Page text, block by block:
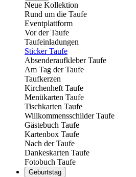
Neue Kollektion
Rund um die Taufe
Eventplattform
Vor der Taufe
Taufeinladungen
Sticker Taufe
Absenderaufkleber Taufe
Am Tag der Taufe
Taufkerzen
Kirchenheft Taufe
Menükarten Taufe
Tischkarten Taufe
Willkommensschilder Taufe
Gästebuch Taufe
Kartenbox Taufe
Nach der Taufe
Dankeskarten Taufe
Fotobuch Taufe
Geburtstag